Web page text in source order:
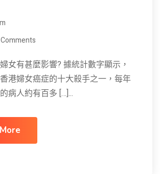
女有甚麼影響? 據統計數字顯示，
港婦女癌症的十大殺手之一，每年
病人約有百多 […]...